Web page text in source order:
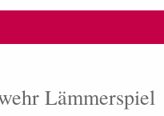
Lämmerspiel